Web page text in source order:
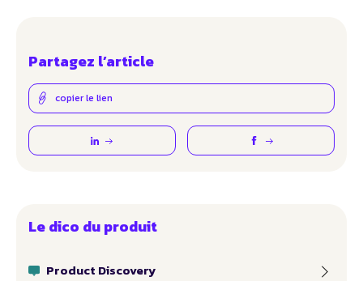
Partagez l’article
copier le lien
Le dico du produit
Product Discovery